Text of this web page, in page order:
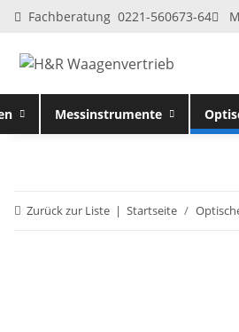
Fachberatung 0221-560673-64
Messinstrumente
Zurück zur Liste Startseite